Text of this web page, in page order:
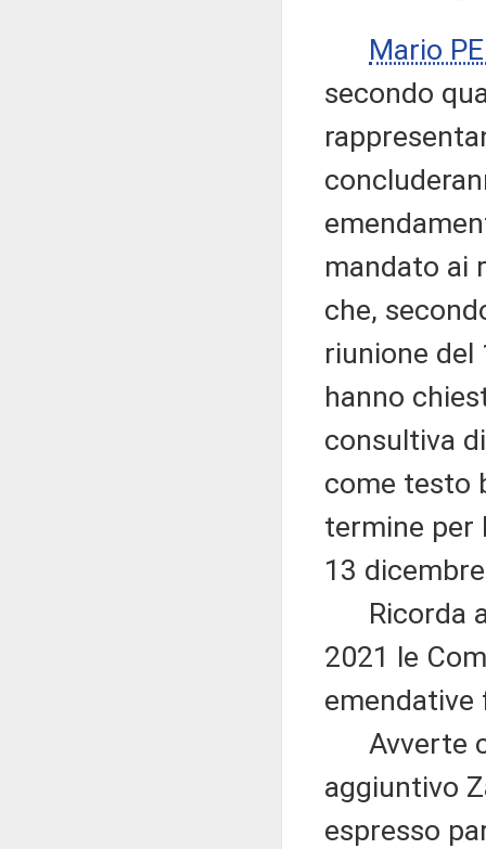
Mario
secondo
mandato ai
che,
riunione del
hanno
consultiva
come testo
termine per
13
Ricorda
2021 le
emendative
Avverte
aggiuntivo
espresso